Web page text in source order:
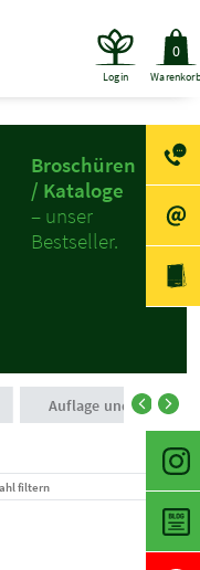
Login
0
Broschüren
/ Kataloge
– unser
Bestseller.
Auflage und